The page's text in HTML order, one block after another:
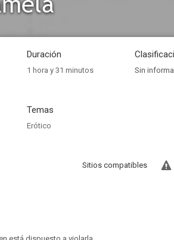
Duración
1 hora y 31 minutos Sin
Temas
Erótico
Sitios compatibles